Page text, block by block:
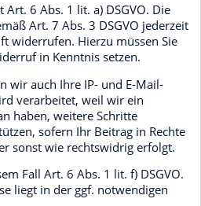
6 Abs. 1 lit. a) DSGVO. Die
Art. 7 Abs. 3 DSGVO jederzeit
widerrufen. Hierzu müssen Sie
in Kenntnis setzen.
wir auch Ihre IP- und E-Mail-
verarbeitet, weil wir ein
haben, weitere Schritte
sofern Ihr Beitrag in Rechte
sonst wie rechtswidrig erfolgt.
Fall Art. 6 Abs. 1 lit. f) DSGVO.
liegt in der ggf. notwendigen